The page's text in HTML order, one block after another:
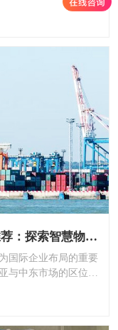
马来西亚物流仓储商务考察路线推荐：探索智慧物流、跨境电商与供应链升级！
国际企业布局的重要
与中东市场的区位优